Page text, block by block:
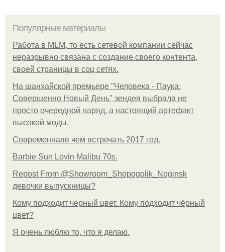
Популярные материалы
Работа в MLM, то есть сетевой компании сейчас
неразрывно связана с создание своего контента,
своей страницы в соц сетях.
На шанхайской премьере "Человека - Паука:
Совершенно Новый День" зендея выбрала не
просто очередной наряд, а настоящий артефакт
высокой моды.
Современнаяв чем встречать 2017 год.
Barbie Sun Lovin Malibu 70s.
Repost From @Showroom_Shopogolik_Noginsk
девочки выпускницы?
Кому подходит черный цвет. Кому подходит чёрный
цвет?
Я очень люблю то, что я делаю.